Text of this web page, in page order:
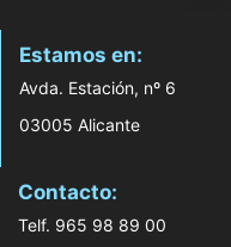
Estamos en:
Avda. Estación, nº 6
03005 Alicante
Contacto:
Telf. 965 98 89 00